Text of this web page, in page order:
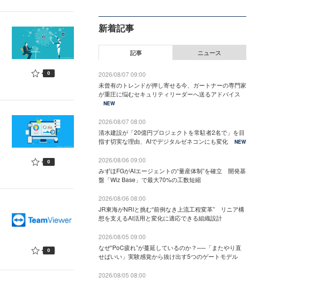
0
0
0
新着記事
記事 ニュース
2026/08/07 09:00
未曾有のトレンドが押し寄せる今、ガートナーの専門家
が重圧に悩むセキュリティリーダーへ送るアドバイス
NEW
2026/08/07 08:00
清水建設が「20億円プロジェクトを常駐者2名で」を目
指す切実な理由、AIでデジタルゼネコンにも変化
NEW
2026/08/06 09:00
みずほFGがAIエージェントの“量産体制”を確立 開発基
盤「Wiz Base」で最大70%の工数短縮
2026/08/06 08:00
JR東海がNRIと挑む“前例なき上流工程変革” リニア構
想を支えるAI活用と変化に適応できる組織設計
2026/08/05 09:00
なぜ“PoC疲れ”が蔓延しているのか？──「またやり直
せばいい」実験感覚から抜け出す5つのゲートモデル
2026/08/05 08:00